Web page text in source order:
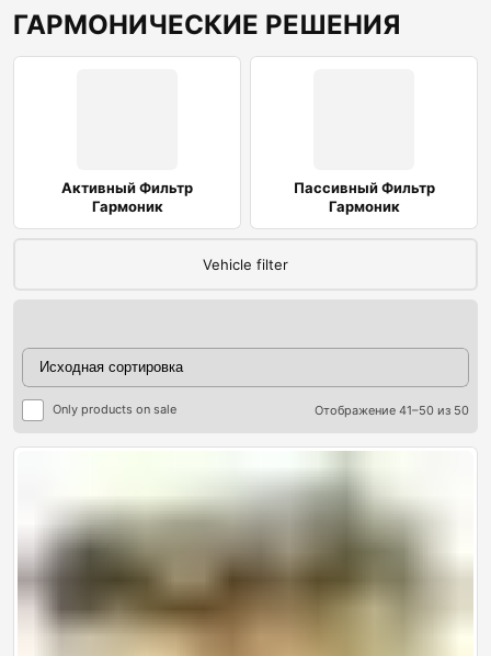
ГАРМОНИЧЕСКИЕ РЕШЕНИЯ
Активный Фильтр
Гармоник
Пассивный Фильтр
Гармоник
Vehicle filter
Only products on sale Отображение 41–50 из 50